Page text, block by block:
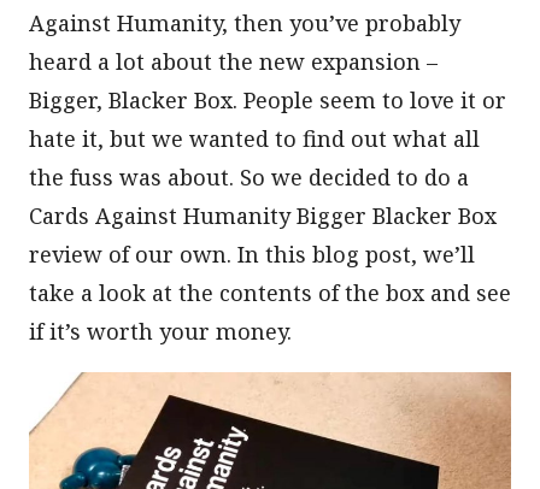
Against Humanity, then you’ve probably
heard a lot about the new expansion –
Bigger, Blacker Box. People seem to love it or
hate it, but we wanted to find out what all
the fuss was about. So we decided to do a
Cards Against Humanity Bigger Blacker Box
review of our own. In this blog post, we’ll
take a look at the contents of the box and see
if it’s worth your money.